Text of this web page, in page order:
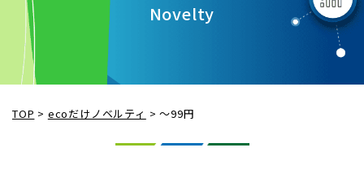
Novelty
TOP > ecoだけノベルティ >〜99円